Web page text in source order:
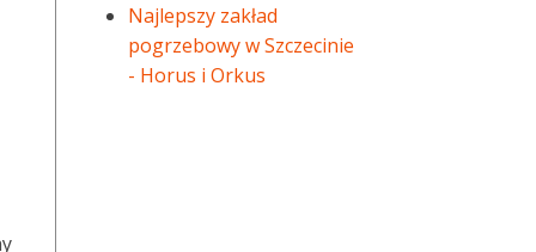
Najlepszy zakład
pogrzebowy w Szczecinie
- Horus i Orkus